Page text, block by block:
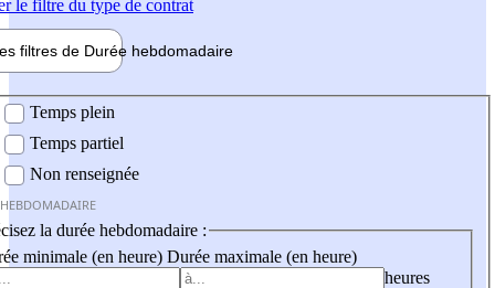
le filtre du type de contrat
filtres de Durée hebdomadaire
Temps plein
Temps partiel
Non renseignée
la durée hebdomadaire :
minimale (en heure) Durée maximale (en heure)
heures